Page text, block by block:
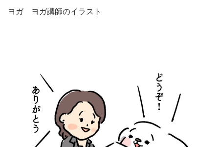
ヨガ ヨガ講師のイラスト